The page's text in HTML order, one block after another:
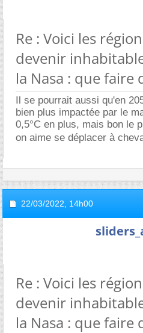
Re : Voici les
devenir
la Nasa : que faire
Il se pourrait aussi qu'en
bien plus impactée par le
0,5°C en plus, mais bon le
on aime se déplacer à
22/03/2022, 14h00
Re : Voici les
devenir
la Nasa : que faire